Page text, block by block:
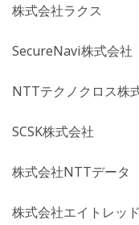
株式会社ラクス
SecureNavi株式会社
NTTテクノクロス株
SCSK株式会社
株式会社NTTデータ
株式会社エイトレッド